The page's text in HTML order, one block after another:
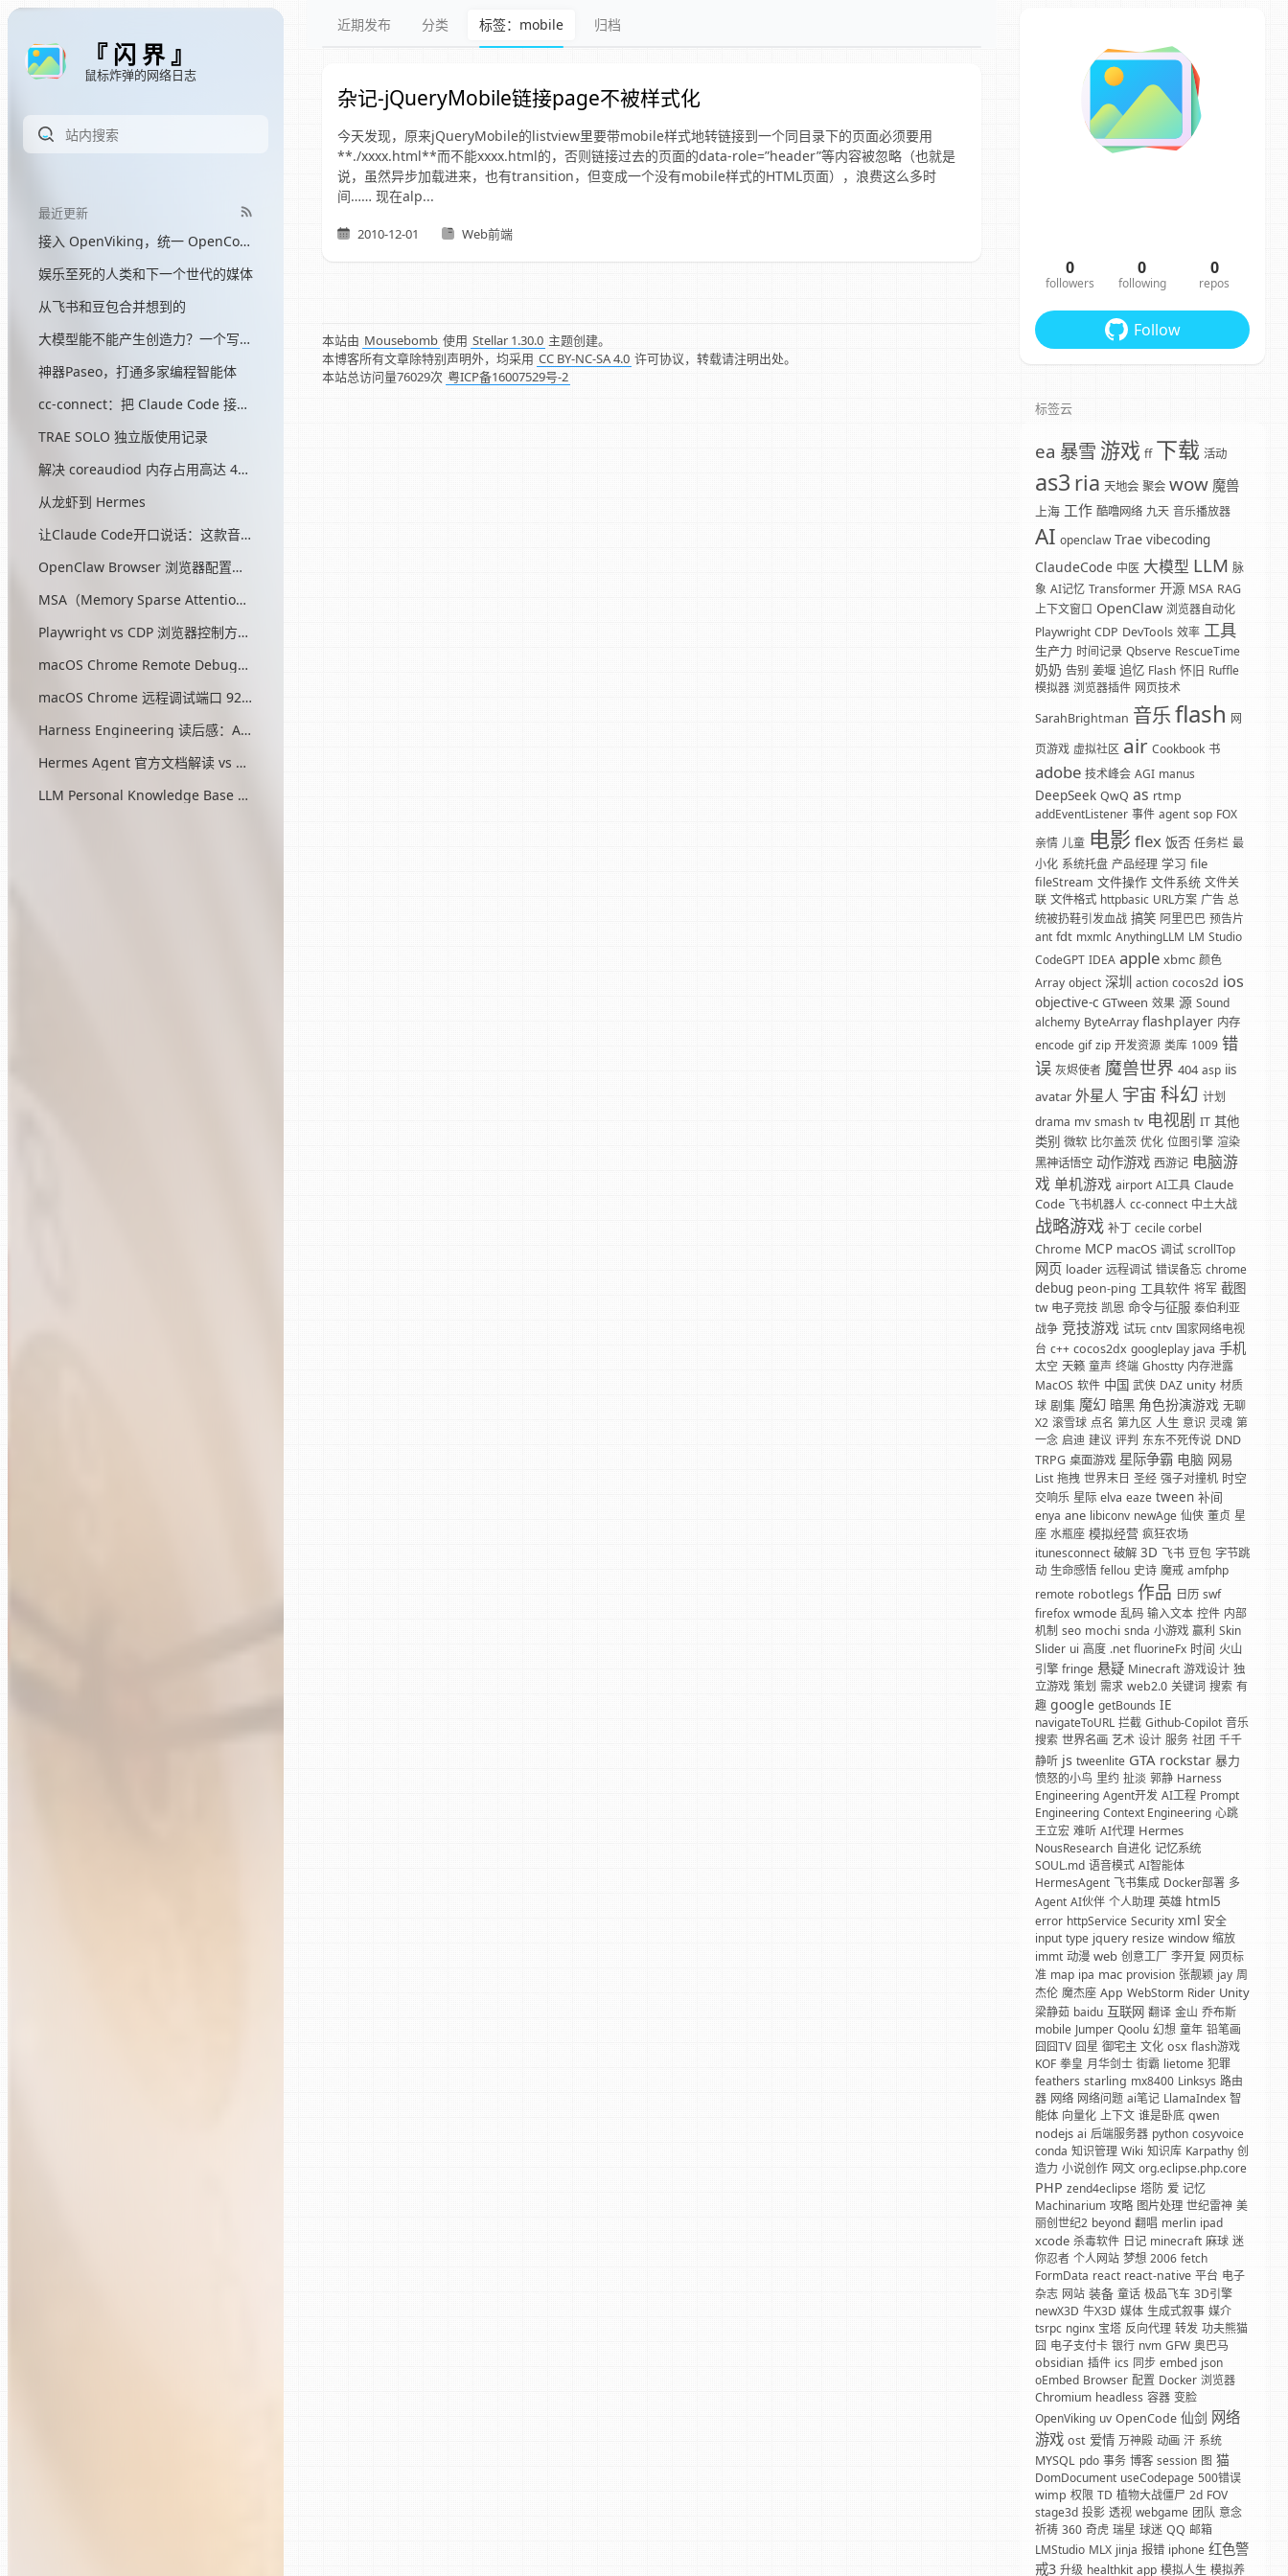
『 闪 界 』
鼠标炸弹的网络日志
最近更新
接入 OpenViking，统一 OpenCode 和 Hermes 的记忆
娱乐至死的人类和下一个世代的媒体
从飞书和豆包合并想到的
大模型能不能产生创造力？一个写了三个月网文的程序员的答案
神器Paseo，打通多家编程智能体
cc-connect：把 Claude Code 接入飞书
TRAE SOLO 独立版使用记录
解决 coreaudiod 内存占用高达 45G 的问题
从龙虾到 Hermes
让Claude Code开口说话：这款音效插件让我把编程玩成了游戏
OpenClaw Browser 浏览器配置指南
MSA（Memory Sparse Attention）— 突破 AI 记忆瓶颈的开源方案
Playwright vs CDP 浏览器控制方式对比
macOS Chrome Remote Debugging 配置
macOS Chrome 远程调试端口 9222 启动问题与最终解决方案
Harness Engineering 读后感：AI工程的第三次范式转移
Hermes Agent 官方文档解读 vs OpenClaw
LLM Personal Knowledge Base Pattern (Karpathy)
近期发布 分类 标签：mobile 归档
杂记-jQueryMobile链接page不被样式化
今天发现，原来jQueryMobile的listview里要带mobile样式地转链接到一个同目录下的页面必须要用
**./xxxx.html**而不能xxxx.html的，否则链接过去的页面的data-role=”header”等内容被忽略（也就是
说，虽然异步加载进来，也有transition，但变成一个没有mobile样式的HTML页面），浪费这么多时
间…… 现在alp...
2010-12-01 Web前端
本站由 Mousebomb 使用 Stellar 1.30.0 主题创建。
本博客所有文章除特别声明外，均采用 CC BY-NC-SA 4.0 许可协议，转载请注明出处。
本站总访问量76029次 粤ICP备16007529号-2
0
followers
0
following
0
repos
Follow
标签云
ea 暴雪 游戏 ff 下载 活动
as3 ria 天地会 聚会 wow 魔兽
上海 工作 酷噜网络 九天 音乐播放器
AI openclaw Trae vibecoding
ClaudeCode 中医 大模型 LLM 脉
象 AI记忆 Transformer 开源 MSA RAG
上下文窗口 OpenClaw 浏览器自动化
Playwright CDP DevTools 效率 工具
生产力 时间记录 Qbserve RescueTime
奶奶 告别 姜堰 追忆 Flash 怀旧 Ruffle
模拟器 浏览器插件 网页技术
SarahBrightman 音乐flash 网
页游戏 虚拟社区 air Cookbook 书
adobe 技术峰会 AGI manus
DeepSeek QwQ as rtmp
addEventListener 事件 agent sop FOX
亲情 儿童 电影 flex 饭否 任务栏 最
小化 系统托盘 产品经理 学习 file
fileStream 文件操作 文件系统 文件关
联 文件格式 httpbasic URL方案 广告 总
统被扔鞋引发血战 搞笑 阿里巴巴 预告片
ant fdt mxmlc AnythingLLM LM Studio
CodeGPT IDEA apple xbmc 颜色
Array object 深圳 action cocos2d ios
objective-c GTween 效果 源 Sound
alchemy ByteArray flashplayer 内存
encode gif zip 开发资源 类库 1009 错
误 灰烬使者 魔兽世界 404 asp iis
avatar 外星人 宇宙 科幻 计划
drama mv smash tv 电视剧 IT 其他
类别 微软 比尔盖茨 优化 位图引擎 渲染
黑神话悟空 动作游戏 西游记 电脑游
戏 单机游戏 airport AI工具 Claude
Code 飞书机器人 cc-connect 中土大战
战略游戏 补丁 cecile corbel
Chrome MCP macOS 调试 scrollTop
网页 loader 远程调试 错误备忘 chrome
debug peon-ping 工具软件 将军 截图
tw 电子竞技 凯恩 命令与征服 泰伯利亚
战争 竞技游戏 试玩 cntv 国家网络电视
台 c++ cocos2dx googleplay java 手机
太空 天籁 童声 终端 Ghostty 内存泄露
MacOS 软件 中国 武侠 DAZ unity 材质
球 剧集 魔幻 暗黑 角色扮演游戏 无聊
X2 滚雪球 点名 第九区 人生 意识 灵魂 第
一念 启迪 建议 评判 东东不死传说 DND
TRPG 桌面游戏 星际争霸 电脑 网易
List 拖拽 世界末日 圣经 强子对撞机 时空
交响乐 星际 elva eaze tween 补间
enya ane libiconv newAge 仙侠 董贞 星
座 水瓶座 模拟经营 疯狂农场
itunesconnect 破解 3D 飞书 豆包 字节跳
动 生命感悟 fellou 史诗 魔戒 amfphp
remote robotlegs 作品 日历 swf
firefox wmode 乱码 输入文本 控件 内部
机制 seo mochi snda 小游戏 赢利 Skin
Slider ui 高度 .net fluorineFx 时间 火山
引擎 fringe 悬疑 Minecraft 游戏设计 独
立游戏 策划 需求 web2.0 关键词 搜索 有
趣 google getBounds IE
navigateToURL 拦截 Github-Copilot 音乐
搜索 世界名画 艺术 设计 服务 社团 千千
静听 js tweenlite GTA rockstar 暴力
愤怒的小鸟 里约 扯淡 郭静 Harness
Engineering Agent开发 AI工程 Prompt
Engineering Context Engineering 心跳
王立宏 难听 AI代理 Hermes
NousResearch 自进化 记忆系统
SOUL.md 语音模式 AI智能体
HermesAgent 飞书集成 Docker部署 多
Agent AI伙伴 个人助理 英雄 html5
error httpService Security xml 安全
input type jquery resize window 缩放
immt 动漫 web 创意工厂 李开复 网页标
准 map ipa mac provision 张靓颖 jay 周
杰伦 魔杰座 App WebStorm Rider Unity
梁静茹 baidu 互联网 翻译 金山 乔布斯
mobile Jumper Qoolu 幻想 童年 铅笔画
囧囧TV 囧星 御宅主 文化 osx flash游戏
KOF 拳皇 月华剑士 街霸 lietome 犯罪
feathers starling mx8400 Linksys 路由
器 网络 网络问题 ai笔记 LlamaIndex 智
能体 向量化 上下文 谁是卧底 qwen
nodejs ai 后端服务器 python cosyvoice
conda 知识管理 Wiki 知识库 Karpathy 创
造力 小说创作 网文 org.eclipse.php.core
PHP zend4eclipse 塔防 爱 记忆
Machinarium 攻略 图片处理 世纪雷神 美
丽创世纪2 beyond 翻唱 merlin ipad
xcode 杀毒软件 日记 minecraft 麻球 迷
你忍者 个人网站 梦想 2006 fetch
FormData react react-native 平台 电子
杂志 网站 装备 童话 极品飞车 3D引擎
newX3D 牛X3D 媒体 生成式叙事 媒介
tsrpc nginx 宝塔 反向代理 转发 功夫熊猫
囧 电子支付卡 银行 nvm GFW 奥巴马
obsidian 插件 ics 同步 embed json
oEmbed Browser 配置 Docker 浏览器
Chromium headless 容器 变脸
OpenViking uv OpenCode 仙剑 网络
游戏 ost 爱情 万神殿 动画 汗 系统
MYSQL pdo 事务 博客 session 图 猫
DomDocument useCodepage 500错误
wimp 权限 TD 植物大战僵尸 2d FOV
stage3d 投影 透视 webgame 团队 意念
祈祷 360 奇虎 瑞星 球迷 QQ 邮箱
LMStudio MLX jinja 报错 iphone 红色警
戒3 升级 healthkit app 模拟人生 模拟养